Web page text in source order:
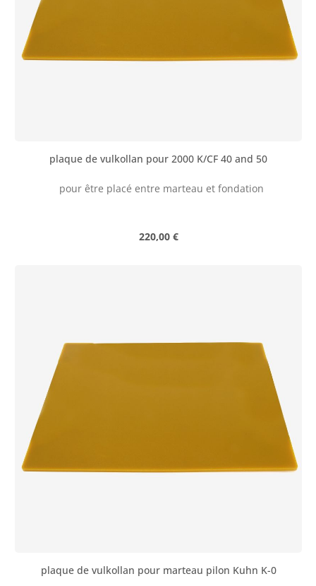
plaque de vulkollan pour 2000 K/CF 40 and 50
pour être placé entre marteau et fondation
Prix régulier :
220,00 €
plaque de vulkollan pour marteau pilon Kuhn K-0